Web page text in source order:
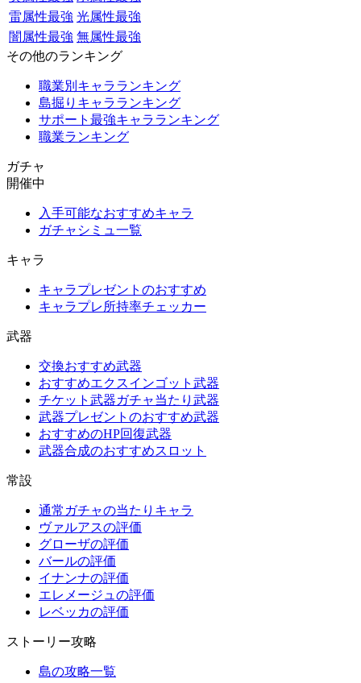
雷属性最強 光属性最強
闇属性最強 無属性最強
その他のランキング
職業別キャラランキング
島掘りキャラランキング
サポート最強キャラランキング
職業ランキング
ガチャ
開催中
入手可能なおすすめキャラ
ガチャシミュ一覧
キャラ
キャラプレゼントのおすすめ
キャラプレ所持率チェッカー
武器
交換おすすめ武器
おすすめエクスインゴット武器
チケット武器ガチャ当たり武器
武器プレゼントのおすすめ武器
おすすめのHP回復武器
武器合成のおすすめスロット
常設
通常ガチャの当たりキャラ
ヴァルアスの評価
グローザの評価
バールの評価
イナンナの評価
エレメージュの評価
レベッカの評価
ストーリー攻略
島の攻略一覧